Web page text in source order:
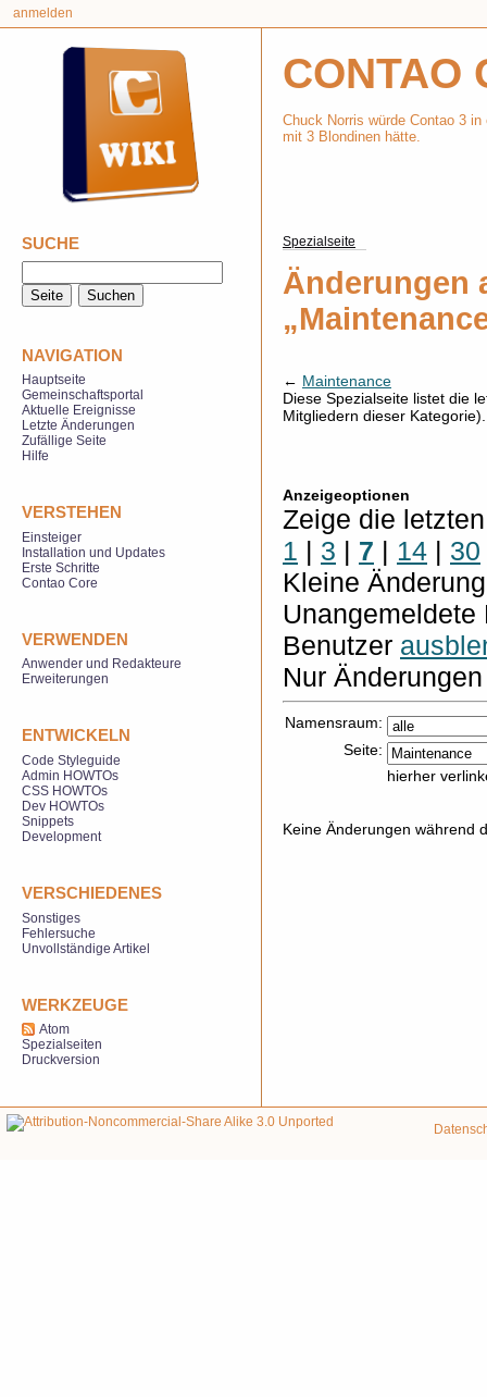
Änderungen
← Maintenance
Diese Spezialseite listet die
Mitgliedern dieser
Anzeigeoptionen
Zeige die
1 | 3 | 7 | 14 | 30
Kleine
Benutzer
Nur
Namensraum:
Seite:
hierher
Keine Änderungen während
Spezialseite
anmelden
CONTAO
Chuck Norris würde Contao 3
mit 3 Blondinen hätte.
SUCHE
NAVIGATION
Hauptseite
Gemeinschaftsportal
Aktuelle Ereignisse
Letzte Änderungen
Zufällige Seite
Hilfe
VERSTEHEN
Einsteiger
Installation und Updates
Erste Schritte
Contao Core
VERWENDEN
Anwender und Redakteure
Erweiterungen
ENTWICKELN
Code Styleguide
Admin HOWTOs
CSS HOWTOs
Dev HOWTOs
Snippets
Development
VERSCHIEDENES
Sonstiges
Fehlersuche
Unvollständige Artikel
WERKZEUGE
Atom
Spezialseiten
Druckversion